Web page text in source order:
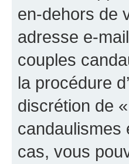
en-dehors de
adresse e-
couples
la procédure
discrétion de
candaulismes
cas, vous